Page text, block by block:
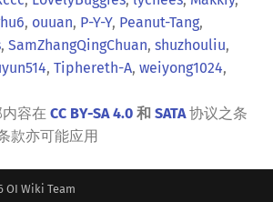
狄利克雷卷积
Powerful Number 筛
算法
, ouuan, P-Y-Y, Peanut-Tang,
, SamZhangQingChuan, shuzhouliu,
, Tiphereth-A, weiyong1024,
容在 CC BY-SA 4.0 和 SATA协议之条
款亦可能应用
OI Wiki Team